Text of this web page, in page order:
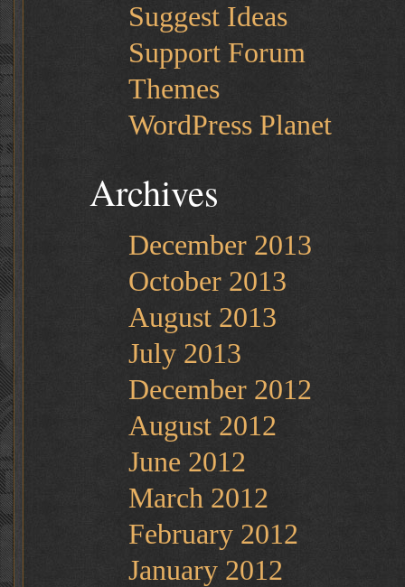
Suggest Ideas
Support Forum
Themes
WordPress Planet
Archives
December 2013
October 2013
August 2013
July 2013
December 2012
August 2012
June 2012
March 2012
February 2012
January 2012